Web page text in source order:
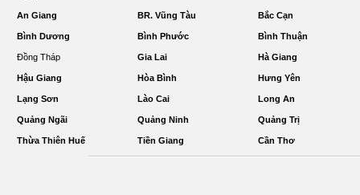
An Giang BR. Vũng Tàu Bắc Cạn
Bình Dương Bình Phước Bình Thuận
Đồng Tháp Gia Lai Hà Giang
Hậu Giang Hòa Bình Hưng Yên
Lạng Sơn Lào Cai Long An
Quảng Ngãi Quảng Ninh Quảng Trị
Thừa Thiên Huế Tiền Giang Cần Thơ